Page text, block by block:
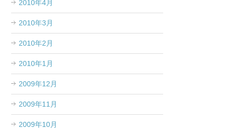
2010年4月
2010年3月
2010年2月
2010年1月
2009年12月
2009年11月
2009年10月